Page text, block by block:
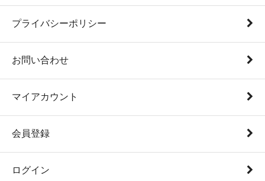
プライバシーポリシー
お問い合わせ
マイアカウント
会員登録
ログイン